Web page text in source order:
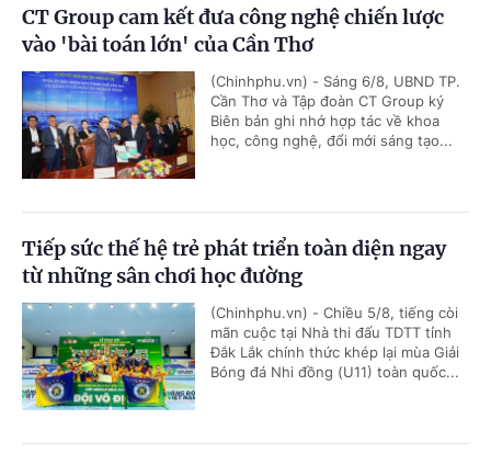
CT Group cam kết đưa công nghệ chiến lược
vào 'bài toán lớn' của Cần Thơ
(Chinhphu.vn) - Sáng 6/8, UBND TP.
Cần Thơ và Tập đoàn CT Group ký
Biên bản ghi nhớ hợp tác về khoa
học, công nghệ, đổi mới sáng tạo...
Tiếp sức thế hệ trẻ phát triển toàn diện ngay
từ những sân chơi học đường
(Chinhphu.vn) - Chiều 5/8, tiếng còi
mãn cuộc tại Nhà thi đấu TDTT tỉnh
Đắk Lắk chính thức khép lại mùa Giải
Bóng đá Nhi đồng (U11) toàn quốc...